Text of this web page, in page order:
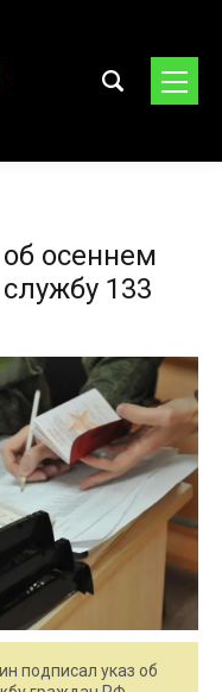
осеннем
133
подписал указ об